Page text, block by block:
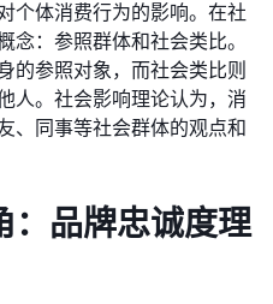
个体消费行为的影响。在社
：参照群体和社会类比。
的参照对象，而社会类比则
人。社会影响理论认为，消
、同事等社会群体的观点和
：品牌忠诚度理